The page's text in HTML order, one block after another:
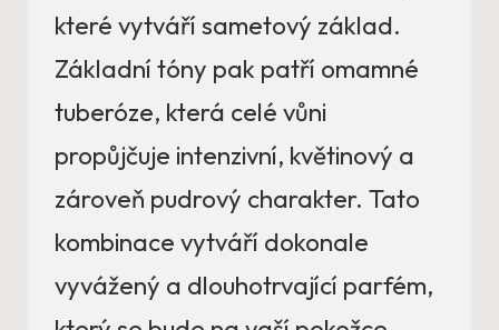
které vytváří sametový základ.
Základní tóny pak patří omamné
tuberóze, která celé vůni
propůjčuje intenzivní, květinový a
zároveň pudrový charakter. Tato
kombinace vytváří dokonale
vyvážený a dlouhotrvající parfém,